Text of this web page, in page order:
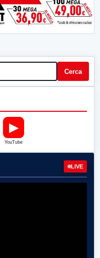
Cerca
▶
YouTube
LIVE